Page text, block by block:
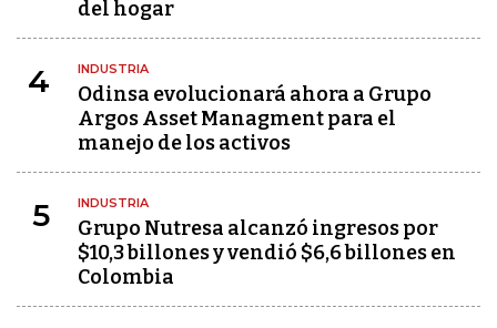
del hogar
4 INDUSTRIA
Odinsa evolucionará ahora a Grupo
Argos Asset Managment para el
manejo de los activos
5 INDUSTRIA
Grupo Nutresa alcanzó ingresos por
$10,3 billones y vendió $6,6 billones en
Colombia